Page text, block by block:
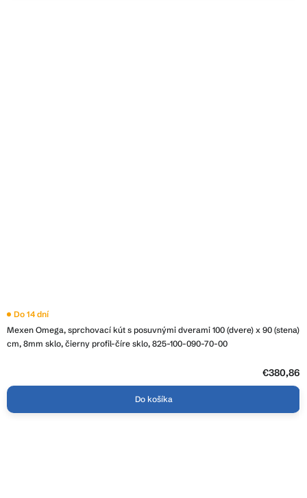
Mexen Omega, sprchovací kút s posuvnými dverami 100 (dvere) x 90 (stena)
cm, 8mm sklo, čierny profil-číre sklo, 825-100-090-70-00
Priemerné
produktu
je
Do 14 dní
€380,86
Do košíka